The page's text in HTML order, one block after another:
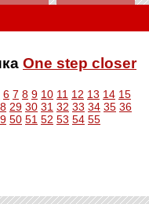
One step closer
6 7 8 9 10 11 12 13 14 15
29 30 31 32 33 34 35 36
50 51 52 53 54 55